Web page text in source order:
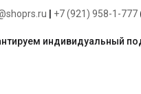
+7 (921) 958-1-777
индивидуальный